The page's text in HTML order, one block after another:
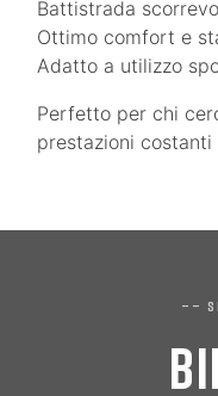
Battistrada
Ottimo comfort e
Adatto a utilizzo
Perfetto per chi
prestazioni
——